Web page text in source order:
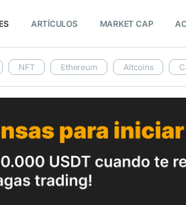
ARTÍCULOS MARKET CAP
NFT Ethereum Altcoins